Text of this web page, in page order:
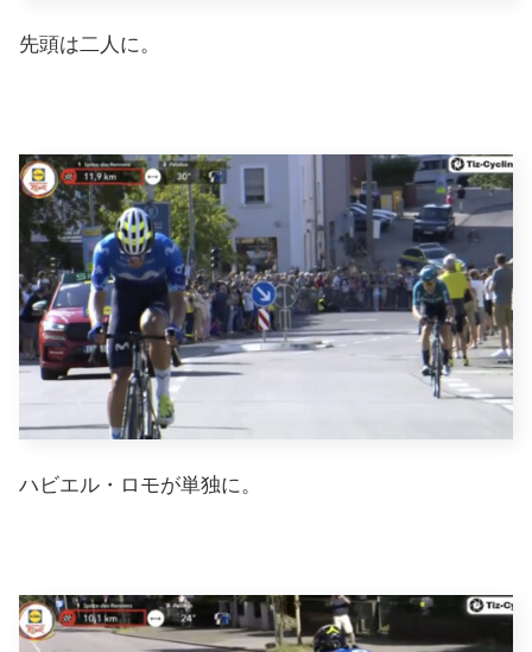
先頭は二人に。
ハビエル・ロモが単独に。